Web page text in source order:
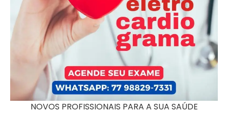
NOVOS PROFISSIONAIS PARA A SUA SAÚDE